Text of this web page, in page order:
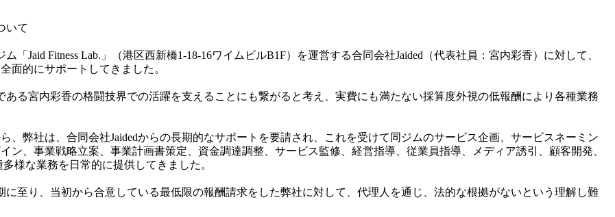
いて
「Jaid Fitness Lab.」（港区西新橋1-18-16ワイムビルB1F）を運営する合同会社Jaided（代表社員：宮内彩香）に対して、
面的にサポートしてきました。
ある宮内彩香の格闘技界での活躍を支えることにも繋がると考え、実費にも満たない採算度外視の低報酬により各種業務
、弊社は、合同会社Jaidedからの長期的なサポートを要請され、これを受けて同ジムのサービス企画、サービスネーミン
ン、事業戦略立案、事業計画書策定、資金調達調整、サービス監修、経営指導、従業員指導、メディア誘引、顧客開発、
様な業務を日常的に提供してきました。
に至り、当初から合意している最低限の報酬請求をした弊社に対して、代理人を通じ、法的な根拠がないという理解し難